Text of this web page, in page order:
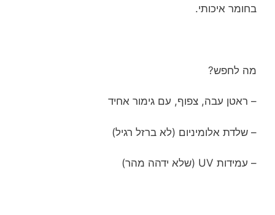
בחומר איכותי.
מה לחפש?
– ראטן עבה, צפוף, עם גימור אחיד
– שלדת אלומיניום (לא ברזל רגיל)
– עמידות UV (שלא ידהה מהר)